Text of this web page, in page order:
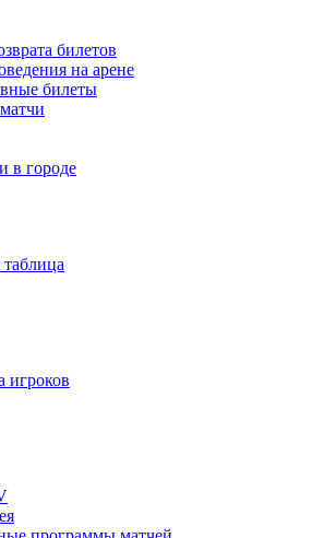
билетов
на арене
билеты
в городе
игроков